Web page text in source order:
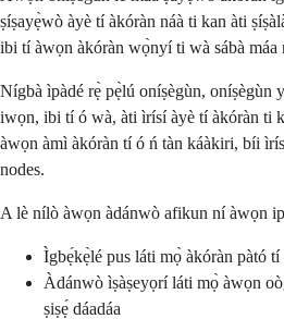
ṣíṣayẹ̀wò àyè tí àkóràn náà ti kan àti
ibi tí àwọn àkóràn wọ̀nyí ti wà sábà máa
Nígbà ìpàdé rẹ̀ pẹ̀lú oníṣègùn, oníṣègùn
iwọn, ibi tí ó wà, àti ìrísí àyè tí àkóràn ti
àwọn àmì àkóràn tí ó ń tàn káàkiri, bíi
nodes.
A lè nílò àwọn àdánwò afikun ní àwọn
Ìgbẹ́kẹ̀lé pus láti mọ̀ àkóràn pàtó tí
Àdánwò ìṣàṣeyọrí láti mọ̀ àwọn
ṣiṣẹ́ dáadáa